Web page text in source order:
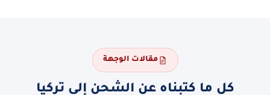
مقالات الوجهة
كل ما كتبناه عن الشحن إلى تركيا